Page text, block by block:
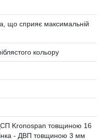
що сприяє максимальній
кольору
Kronospan товщиною 16
- ДВП товщиною 3 мм